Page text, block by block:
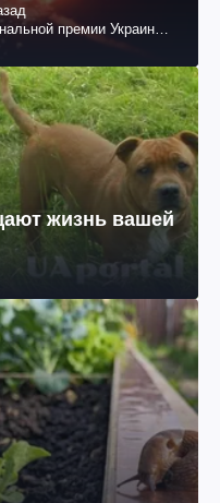
премии Украины
жизнь вашей